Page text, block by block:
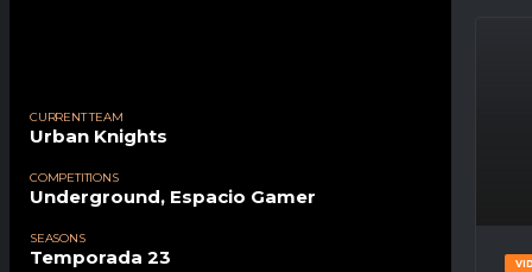
CURRENT TEAM
Urban Knights
COMPETITIONS
Underground, Espacio Gamer
SEASONS
Temporada 23